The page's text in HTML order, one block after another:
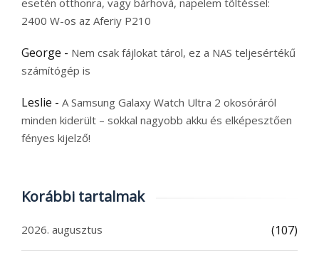
esetén otthonra, vagy bárhová, napelem töltéssel:
2400 W-os az Aferiy P210
George - Nem csak fájlokat tárol, ez a NAS teljesértékű
számítógép is
Leslie - A Samsung Galaxy Watch Ultra 2 okosóráról
minden kiderült – sokkal nagyobb akku és elképesztően
fényes kijelző!
Korábbi tartalmak
2026. augusztus (107)